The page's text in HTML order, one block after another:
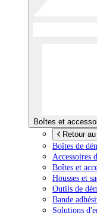
Boîtes et
Retour
Boîtes de
Accessoires
Boîtes et
Housses et
Outils de
Bande
Solutions